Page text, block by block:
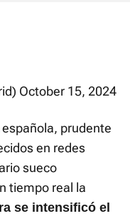
October 15, 2024
prudente
en redes
sueco
tiempo real la
se intensificó el